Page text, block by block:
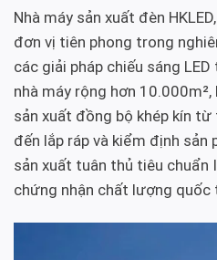
Nhà máy sản xuất đèn
đơn vị tiên phong trong
các giải pháp chiếu sáng
nhà máy rộng hơn 10.000m²,
sản xuất đồng bộ khép kín từ
đến lắp ráp và kiểm định sản
sản xuất tuân thủ tiêu chuẩn
chứng nhận chất lượng quốc